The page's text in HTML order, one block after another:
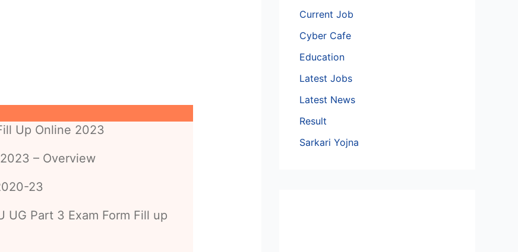
Up Online 2023
– Overview
23
UG Part 3 Exam Form Fill up
Current Job
Cyber Cafe
Education
Latest Jobs
Latest News
Result
Sarkari Yojna